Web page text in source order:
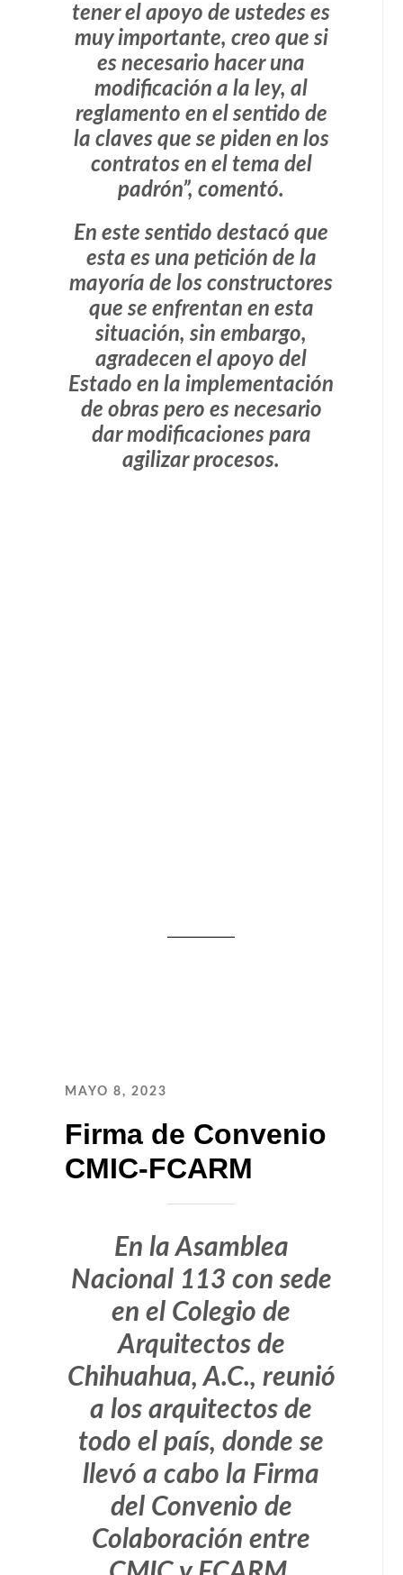
tener el apoyo de ustedes es
muy importante, creo que si
es necesario hacer una
modificación a la ley, al
reglamento en el sentido de
la claves que se piden en los
contratos en el tema del
padrón”, comentó.
En este sentido destacó que
esta es una petición de la
mayoría de los constructores
que se enfrentan en esta
situación, sin embargo,
agradecen el apoyo del
Estado en la implementación
de obras pero es necesario
dar modificaciones para
agilizar procesos.
MAYO 8, 2023
Firma de Convenio
CMIC-FCARM
En la Asamblea
Nacional 113 con sede
en el Colegio de
Arquitectos de
Chihuahua, A.C., reunió
a los arquitectos de
todo el país, donde se
llevó a cabo la Firma
del Convenio de
Colaboración entre